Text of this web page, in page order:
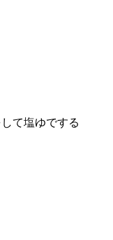
ゆでする